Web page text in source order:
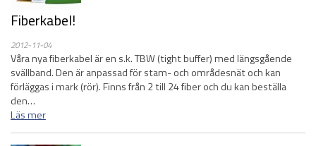
Fiberkabel!
2012-11-04
Våra nya fiberkabel är en s.k. TBW (tight buffer) med längsgående
svällband. Den är anpassad för stam- och områdesnät och kan
förläggas i mark (rör). Finns från 2 till 24 fiber och du kan beställa
den…
Läs mer